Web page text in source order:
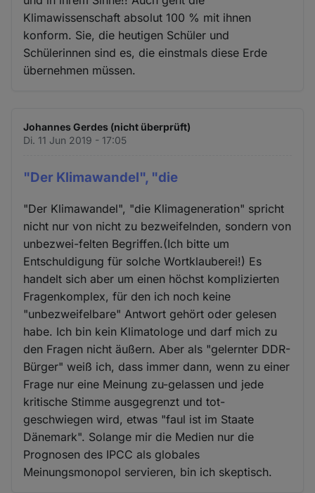
Klimawissenschaft absolut 100 % mit ihnen
konform. Sie, die heutigen Schüler und
Schülerinnen sind es, die einstmals diese Erde
übernehmen müssen.
Johannes Gerdes (nicht überprüft)
Di. 11 Jun 2019 - 17:05
"Der Klimawandel", "die
"Der Klimawandel", "die Klimageneration" spricht
nicht nur von nicht zu bezweifelnden, sondern von
unbezwei-felten Begriffen.(Ich bitte um
Entschuldigung für solche Wortklauberei!) Es
handelt sich aber um einen höchst komplizierten
Fragenkomplex, für den ich noch keine
"unbezweifelbare" Antwort gehört oder gelesen
habe. Ich bin kein Klimatologe und darf mich zu
den Fragen nicht äußern. Aber als "gelernter DDR-
Bürger" weiß ich, dass immer dann, wenn zu einer
Frage nur eine Meinung zu-gelassen und jede
kritische Stimme ausgegrenzt und tot-
geschwiegen wird, etwas "faul ist im Staate
Dänemark". Solange mir die Medien nur die
Prognosen des IPCC als globales
Meinungsmonopol servieren, bin ich skeptisch.